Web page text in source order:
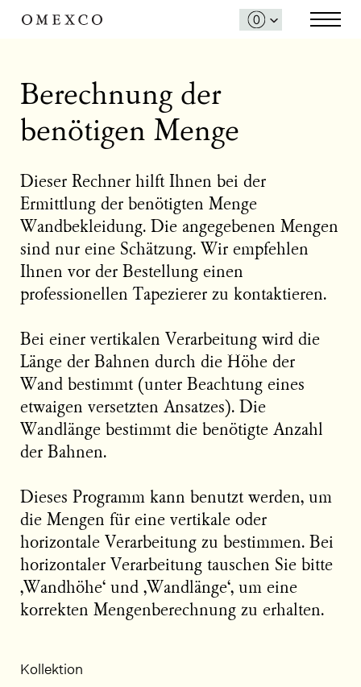
Berechnung der
benötigen Menge
Dieser Rechner hilft Ihnen bei der
Ermittlung der benötigten Menge
Wandbekleidung. Die angegebenen Mengen
sind nur eine Schätzung. Wir empfehlen
Ihnen vor der Bestellung einen
professionellen Tapezierer zu kontaktieren.
Bei einer vertikalen Verarbeitung wird die
Länge der Bahnen durch die Höhe der
Wand bestimmt (unter Beachtung eines
etwaigen versetzten Ansatzes). Die
Wandlänge bestimmt die benötigte Anzahl
der Bahnen.
Dieses Programm kann benutzt werden, um
die Mengen für eine vertikale oder
horizontale Verarbeitung zu bestimmen. Bei
horizontaler Verarbeitung tauschen Sie bitte
‚Wandhöhe‘ und ‚Wandlänge‘, um eine
korrekten Mengenberechnung zu erhalten.
Kollektion